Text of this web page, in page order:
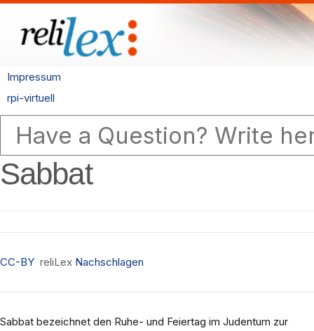
Impressum
rpi-virtuell
Sabbat
CC-BY reliLex Nachschlagen
Sabbat bezeichnet den Ruhe- und Feiertag im Judentum zur